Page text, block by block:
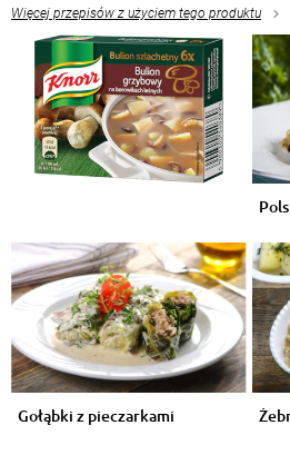
Więcej przepisów z użyciem tego produktu
Gołąbki z pieczarkami